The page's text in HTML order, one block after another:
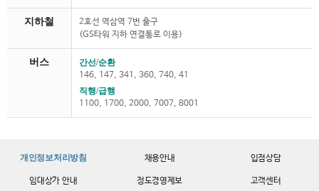
지하철
2호선 역삼역 7번 출구
(GS타워 지하 연결통로 이용)
버스
간선/순환
146, 147, 341, 360, 740, 41
직행/급행
1100, 1700, 2000, 7007, 8001
개인정보처리방침 채용안내 입점상담
임대상가 안내 정도경영제보 고객센터